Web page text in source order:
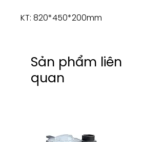
KT: 820*450*200mm
Sản phẩm liên
quan